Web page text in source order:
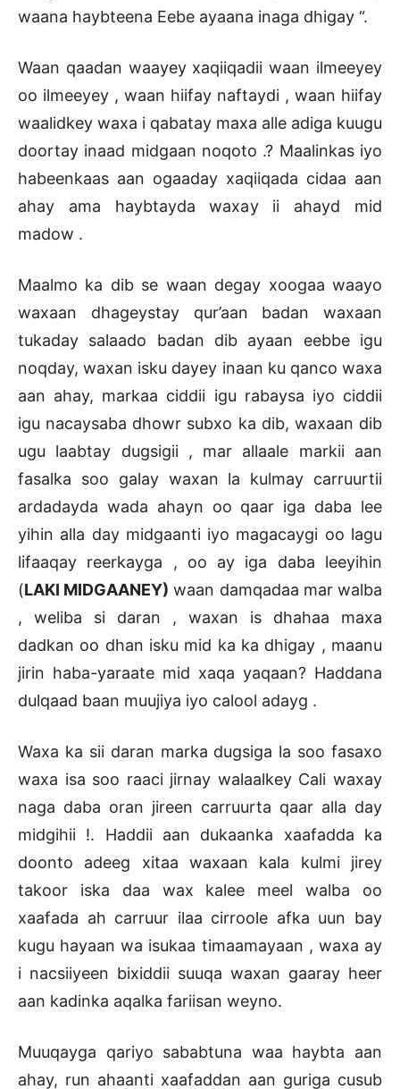
waana haybteena Eebe ayaana inaga dhigay “.
Waan qaadan waayey xaqiiqadii waan ilmeeyey
oo ilmeeyey , waan hiifay naftaydi , waan hiifay
waalidkey waxa i qabatay maxa alle adiga kuugu
doortay inaad midgaan noqoto .? Maalinkas iyo
habeenkaas aan ogaaday xaqiiqada cidaa aan
ahay ama haybtayda waxay ii ahayd mid
madow .
Maalmo ka dib se waan degay xoogaa waayo
waxaan dhageystay qur’aan badan waxaan
tukaday salaado badan dib ayaan eebbe igu
noqday, waxan isku dayey inaan ku qanco waxa
aan ahay, markaa ciddii igu rabaysa iyo ciddii
igu nacaysaba dhowr subxo ka dib, waxaan dib
ugu laabtay dugsigii , mar allaale markii aan
fasalka soo galay waxan la kulmay carruurtii
ardadayda wada ahayn oo qaar iga daba lee
yihin alla day midgaanti iyo magacaygi oo lagu
lifaaqay reerkayga , oo ay iga daba leeyihin
(LAKI MIDGAANEY) waan damqadaa mar walba
, weliba si daran , waxan is dhahaa maxa
dadkan oo dhan isku mid ka ka dhigay , maanu
jirin haba-yaraate mid xaqa yaqaan? Haddana
dulqaad baan muujiya iyo calool adayg .
Waxa ka sii daran marka dugsiga la soo fasaxo
waxa isa soo raaci jirnay walaalkey Cali waxay
naga daba oran jireen carruurta qaar alla day
midgihii !. Haddii aan dukaanka xaafadda ka
doonto adeeg xitaa waxaan kala kulmi jirey
takoor iska daa wax kalee meel walba oo
xaafada ah carruur ilaa cirroole afka uun bay
kugu hayaan wa isukaa timaamayaan , waxa ay
i nacsiiyeen bixiddii suuqa waxan gaaray heer
aan kadinka aqalka fariisan weyno.
Muuqayga qariyo sababtuna waa haybta aan
ahay, run ahaanti xaafaddan aan guriga cusub